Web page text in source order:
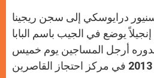
درايوسكي إلى سجن ريجينا
يوضع في الجيب باسم البابا
أرجل المساجين يوم خميس